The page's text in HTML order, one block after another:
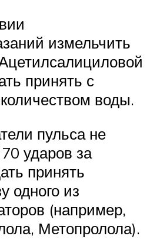
измельчить
принять с
воды.
пульса не
ударов за
принять
одного из
(например,
Метопролола).